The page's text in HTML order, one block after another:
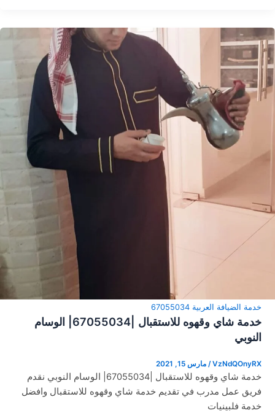
خدمة الضيافة العربية 67055034
خدمة شاي وقهوه للاستقبال |67055034| الوسام
النوبي
VzNdQOnyRX
/ مارس 15, 2021
خدمة شاي وقهوه للاستقبال |67055034| الوسام النوبي نقدم
فريق عمل مدرب في تقديم خدمة شاي وقهوه للاستقبال وافضل
خدمة فلبينيات